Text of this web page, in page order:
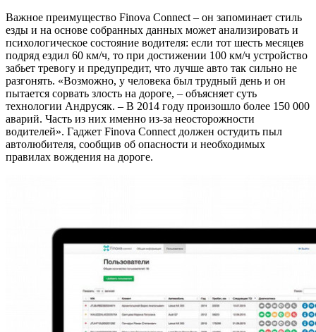
Важное преимущество Finova Connect – он запоминает стиль
езды и на основе собранных данных может анализировать и
психологическое состояние водителя: если тот шесть месяцев
подряд ездил 60 км/ч, то при достижении 100 км/ч устройство
забьет тревогу и предупредит, что лучше авто так сильно не
разгонять. «Возможно, у человека был трудный день и он
пытается сорвать злость на дороге, – объясняет суть
технологии Андрусяк. – В 2014 году произошло более 150 000
аварий. Часть из них именно из-за неосторожности
водителей». Гаджет Finova Connect должен остудить пыл
автолюбителя, сообщив об опасности и необходимых
правилах вождения на дороге.